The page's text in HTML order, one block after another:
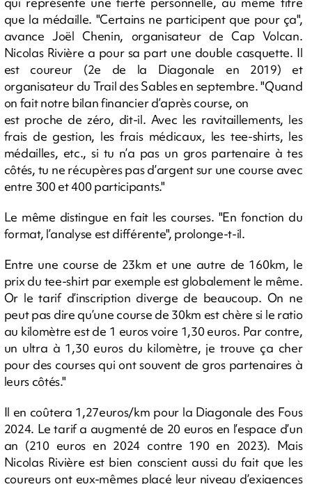
que la médaille. "Certains ne participent que pour ça",
avance Joël Chenin, organisateur de Cap Volcan.
Nicolas Rivière a pour sa part une double casquette. Il
est coureur (2e de la Diagonale en 2019) et
organisateur du Trail des Sables en septembre. "Quand
on fait notre bilan financier d’après course, on
est proche de zéro, dit-il. Avec les ravitaillements, les
frais de gestion, les frais médicaux, les tee-shirts, les
médailles, etc., si tu n’a pas un gros partenaire à tes
côtés, tu ne récupères pas d’argent sur une course avec
entre 300 et 400 participants."
Le même distingue en fait les courses. "En fonction du
format, l’analyse est différente", prolonge-t-il.
Entre une course de 23km et une autre de 160km, le
prix du tee-shirt par exemple est globalement le même.
Or le tarif d’inscription diverge de beaucoup. On ne
peut pas dire qu’une course de 30km est chère si le ratio
au kilomètre est de 1 euros voire 1,30 euros. Par contre,
un ultra à 1,30 euros du kilomètre, je trouve ça cher
pour des courses qui ont souvent de gros partenaires à
leurs côtés."
Il en coûtera 1,27euros/km pour la Diagonale des Fous
2024. Le tarif a augmenté de 20 euros en l’espace d’un
an (210 euros en 2024 contre 190 en 2023). Mais
Nicolas Rivière est bien conscient aussi du fait que les
coureurs ont eux-mêmes placé leur niveau d’exigences